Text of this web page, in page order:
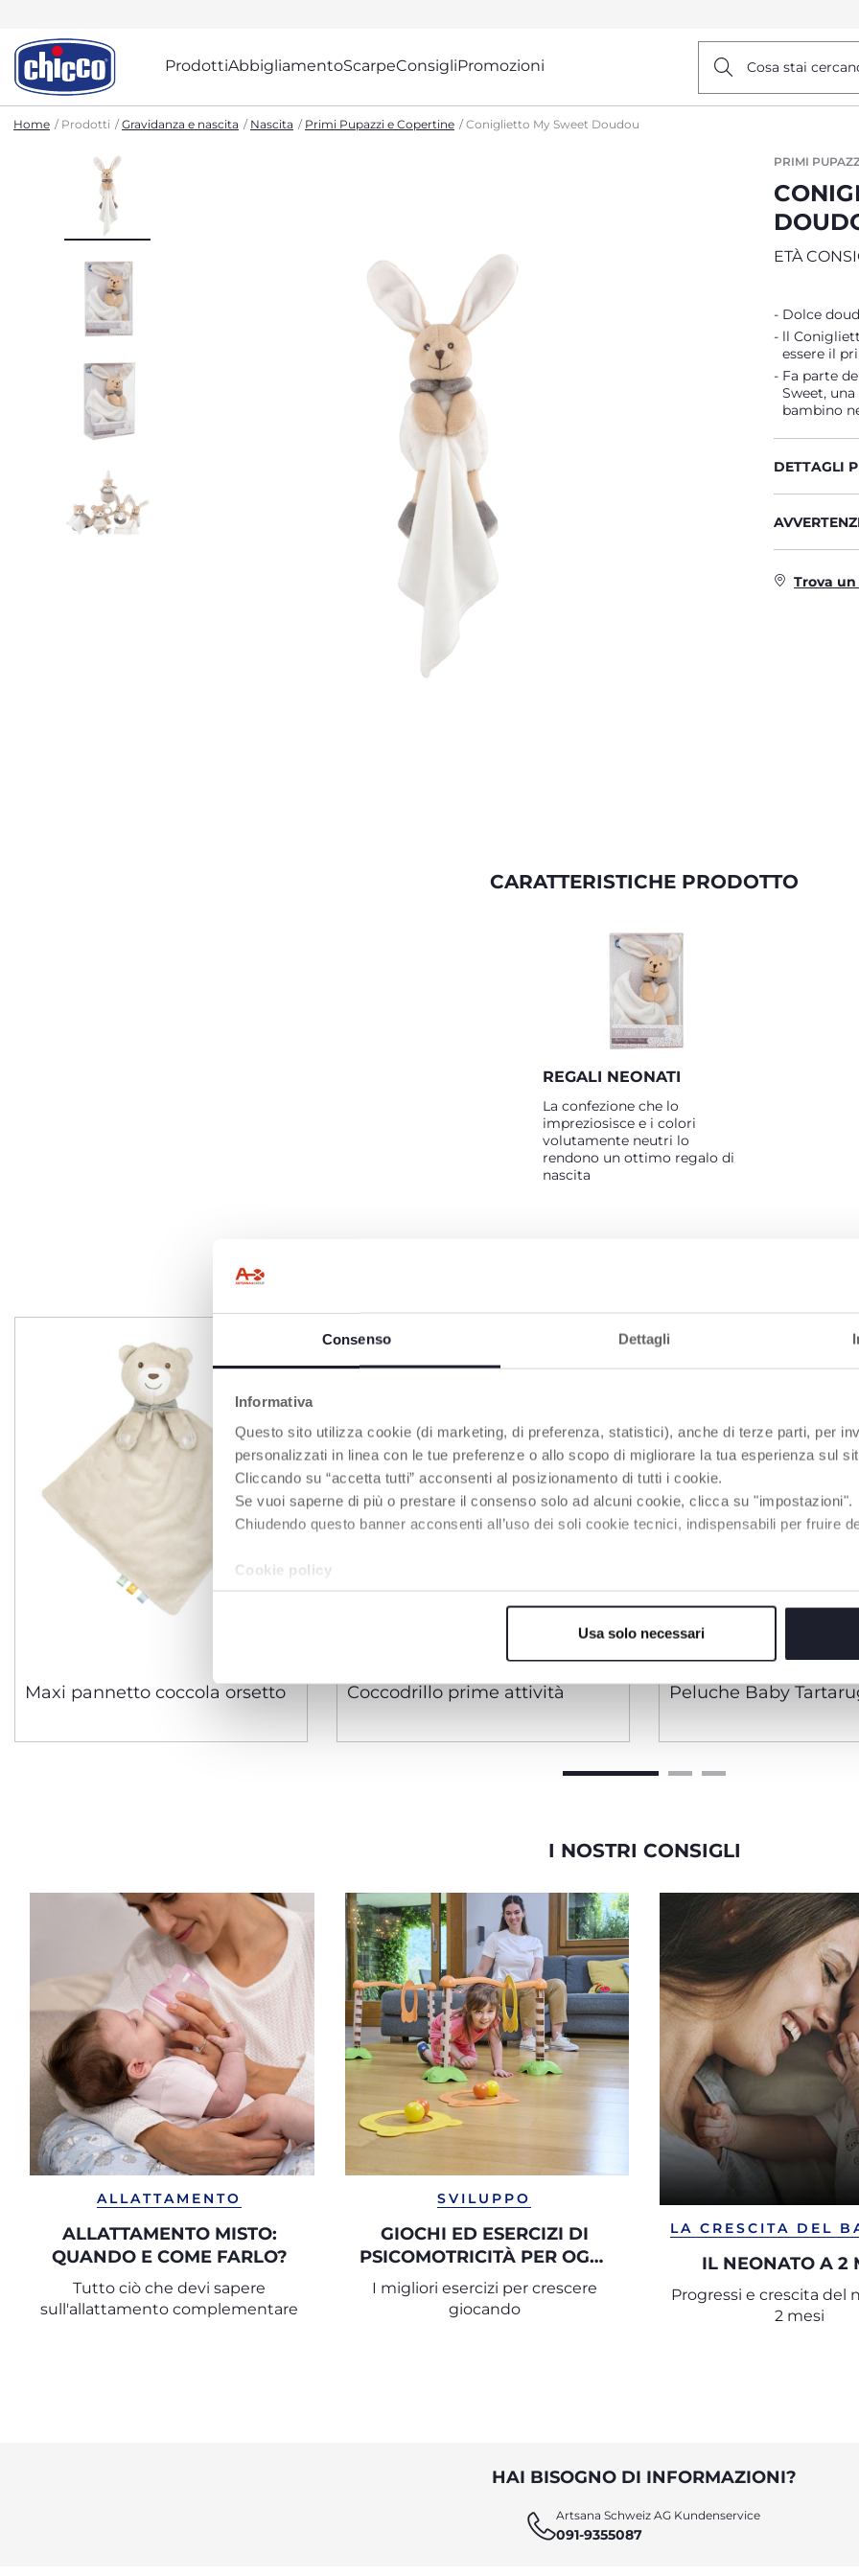
Consenso Dettagli
Informativa
Questo sito utilizza cookie (di marketing, di preferenza, statistici), anche di terze parti, per
personalizzati in linea con le tue preferenze o allo scopo di migliorare la tua esperienza sul
Cliccando su “accetta tutti” acconsenti al posizionamento di tutti i cookie.
Se vuoi saperne di più o prestare il consenso solo ad alcuni cookie, clicca su "impostazioni".
Chiudendo questo banner acconsenti all’uso dei soli cookie tecnici, indispensabili per fruire
Cookie policy
Usa solo necessari
ProdottiAbbigliamentoScarpeConsigliPromozioni Cosa stai
Home Prodotti Gravidanza e nascita Nascita Primi Pupazzi e Copertine Coniglietto My Sweet Doudou
PRIMI
ETÀ
Dolce
ll
essere il
Fa parte
Sweet,
bambino
DETTAGLI
Trova
CARATTERISTICHE PRODOTTO
REGALI NEONATI
La confezione che lo
impreziosisce e i colori
volutamente neutri lo
rendono un ottimo regalo di
nascita
Maxi pannetto coccola orsetto Coccodrillo prime attività Peluche Baby
I NOSTRI CONSIGLI
ALLATTAMENTO
ALLATTAMENTO MISTO:
QUANDO E COME FARLO?
Tutto ciò che devi sapere
sull'allattamento complementare
SVILUPPO
GIOCHI ED ESERCIZI DI
PSICOMOTRICITÀ PER OGNI
FASE DELL’INFANZIA
I migliori esercizi per crescere
giocando
LA CRESCITA DEL
IL NEONATO A 2
Progressi e crescita del
2 mesi
HAI BISOGNO DI INFORMAZIONI?
Artsana Schweiz AG Kundenservice
091-9355087